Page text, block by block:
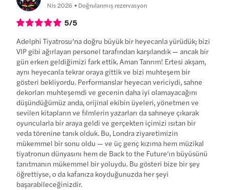
Nis 2026 Doğrulanmış rezervasyon
5/5
Adelphi Tiyatrosu’na doğru büyük bir heyecanla yürüdük; bizi
VIP gibi ağırlayan personel tarafından karşılandık — ancak bir
gün erken geldiğimizi fark ettik. Aman Tanrım! Ertesi akşam,
aynı heyecanla tekrar oraya gittik ve bizi muhteşem bir
gösteri bekliyordu. Performanslar heyecan vericiydi, sahne
dekorları muhteşemdi ve gecenin daha iyi olamayacağını
düşündüğümüz anda, orijinal ekibin üyeleri, yönetmen ve
sevilen kitapların ve filmlerin yazarları da sahneye çıkarak
oyuncularla bir araya geldi ve gerçekten içimizi ısıtan bir
veda törenine tanık olduk. Bu, Londra ziyaretimizin
mükemmel bir sonu oldu — ve üç genç kızıma hem müzikal
tiyatronun dünyasını hem de Back to the Future'ın büyüsünü
tanıtmanın mükemmel bir yoluydu. Bu gösteri bize bir şey
öğrettiyse, o da kafanıza koyduğunuzda her şeyi
başarabileceğinizdir.